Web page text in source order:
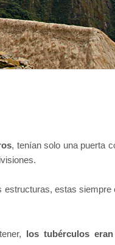
, tenían solo una puerta
estas siempre
los tubérculos